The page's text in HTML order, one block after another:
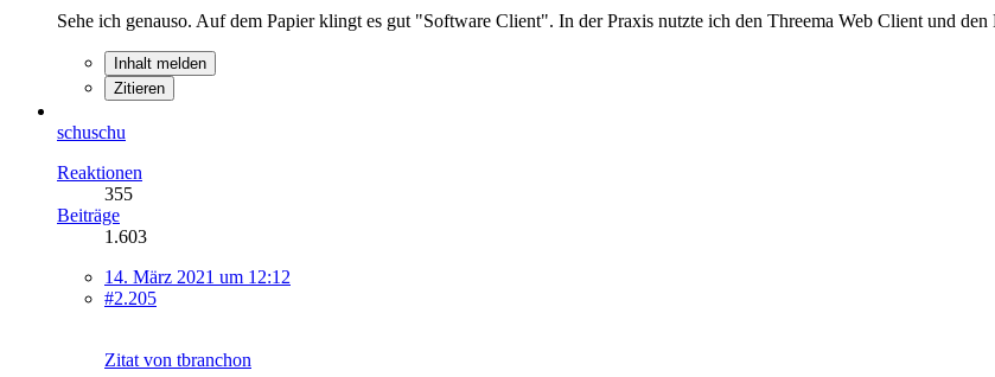
Sehe ich genauso. Auf dem Papier klingt es gut "Software Client". In der Praxis nutzte ich den Threema Web Client und
Inhalt melden
Zitieren
schuschu
Reaktionen
355
Beiträge
1.603
14. März 2021 um 12:12
#2.205
Zitat von tbranchon